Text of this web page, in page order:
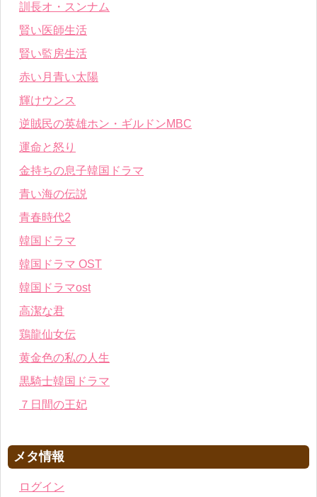
訓長オ・スンナム
賢い医師生活
賢い監房生活
赤い月青い太陽
輝けウンス
逆賊民の英雄ホン・ギルドンMBC
運命と怒り
金持ちの息子韓国ドラマ
青い海の伝説
青春時代2
韓国ドラマ
韓国ドラマ OST
韓国ドラマost
高潔な君
鶏龍仙女伝
黄金色の私の人生
黒騎士韓国ドラマ
７日間の王妃
メタ情報
ログイン